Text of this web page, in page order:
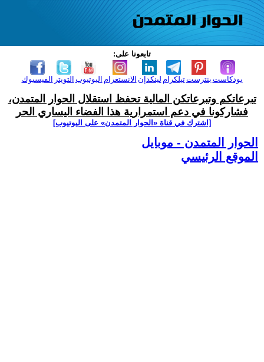
تابعونا على:
الفيسبوك التويتر اليوتيوب الانستغرام لينكدإن تيلكرامبنترست بودكاست
تبرعاتكم وتبرعاتكن المالية تحفظ استقلال الحوار المتمدن،
فشاركونا في دعم استمرارية هذا الفضاء اليساري الحر
[اشترك في قناة ‫«الحوار المتمدن» على اليوتيوب]
الحوار المتمدن - موبايل
الموقع الرئيسي